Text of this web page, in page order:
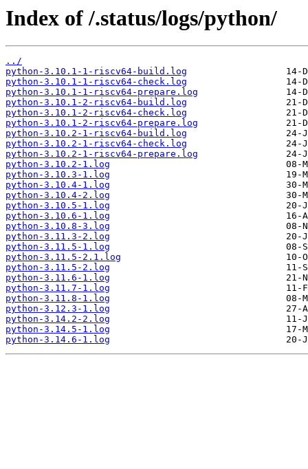
Index of /.status/logs/python/
../
python-3.10.1-1-riscv64-build.log
python-3.10.1-1-riscv64-check.log
python-3.10.1-1-riscv64-prepare.log
python-3.10.1-2-riscv64-build.log
python-3.10.1-2-riscv64-check.log
python-3.10.1-2-riscv64-prepare.log
python-3.10.2-1-riscv64-build.log
python-3.10.2-1-riscv64-check.log
python-3.10.2-1-riscv64-prepare.log
python-3.10.2-1.log
python-3.10.3-1.log
python-3.10.4-1.log
python-3.10.4-2.log
python-3.10.5-1.log
python-3.10.6-1.log
python-3.10.8-3.log
python-3.11.3-2.log
python-3.11.5-1.log
python-3.11.5-2.1.log
python-3.11.5-2.log
python-3.11.6-1.log
python-3.11.7-1.log
python-3.11.8-1.log
python-3.12.3-1.log
python-3.14.2-2.log
python-3.14.5-1.log
python-3.14.6-1.log